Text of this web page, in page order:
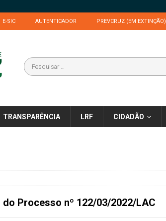
E-SIC AUTENTICADOR PREVCRUZ (EM EXTINÇÃO)
TRANSPARÊNCIA LRF CIDADÃO
do Processo nº 122/03/2022/LAC